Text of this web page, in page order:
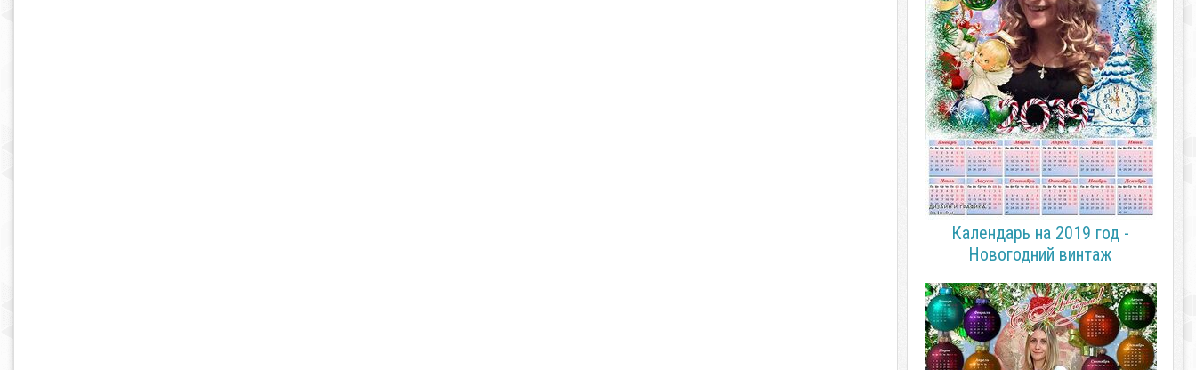
Календарь на 2019 год -
Новогодний винтаж